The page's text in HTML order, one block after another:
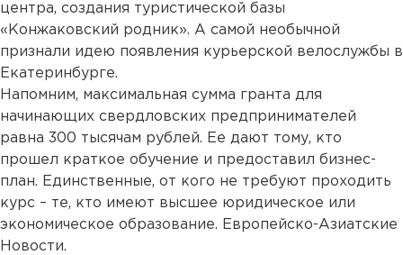
центра, создания туристической базы
«Конжаковский родник». А самой необычной
признали идею появления курьерской велослужбы в
Екатеринбурге.
Напомним, максимальная сумма гранта для
начинающих свердловских предпринимателей
равна 300 тысячам рублей. Ее дают тому, кто
прошел краткое обучение и предоставил бизнес-
план. Единственные, от кого не требуют проходить
курс – те, кто имеют высшее юридическое или
экономическое образование. Европейско-Азиатские
Новости.